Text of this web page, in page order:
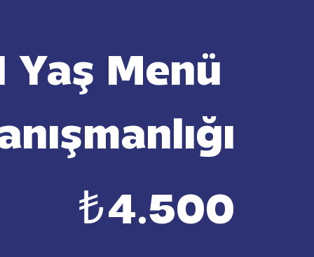
Yaş Menü
₺4.500